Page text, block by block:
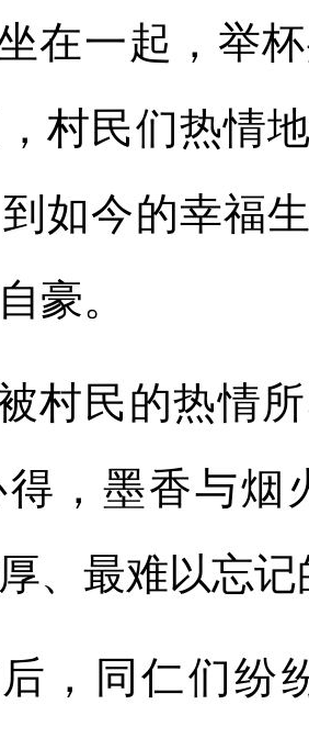
在一起，举
村民们热情
如今的幸福
豪。
村民的热情
，墨香与烟
、最难以忘
，同仁们纷